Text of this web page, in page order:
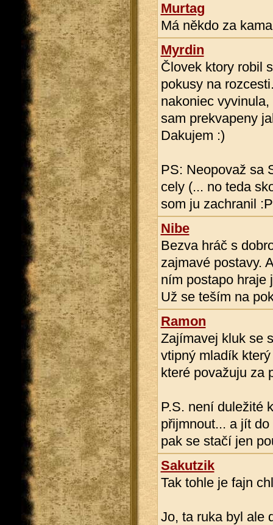
Murtag
Má někdo za
Myrdin
Človek ktory robil
pokusy na
nakoniec
sam prekvapeny
Dakujem :)
PS: Neopovaž sa
cely (... no teda
som ju zachranil :P
Nibe
Bezva hráč s
zajmavé postavy.
ním postapo hraje
Už se teším na
Ramon
Zajímavej kluk se
vtipný mladík
které považuju za
P.S. není duležité
přijmnout... a jít
pak se stačí jen
Sakutzik
Tak tohle je fajn
Jo, ta ruka byl ale